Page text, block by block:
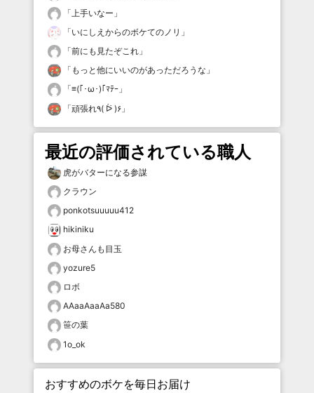
「 上手いなー 」
「いにしえからのボケてのノリ 」
「前にも見たぞこれ 」
「 もっと他にいいのがあっただろうな 」
「≡(｢･ω･)｢ﾏﾃｰ 」
「
頑張れ٩( ᐖ )۶ 」
最近の評価されている職人
虎がバターになる参謀
クラウン
ponkotsuuuuu412
hikiniku
お母さんも目玉
yozure5
ロボ
AAaaAaaAa580
笹の葉
1o_ok
おすすめのボケを毎日お届け